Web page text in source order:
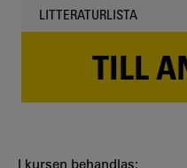
LITTERATURLISTA
TILL
I kursen behandlas: